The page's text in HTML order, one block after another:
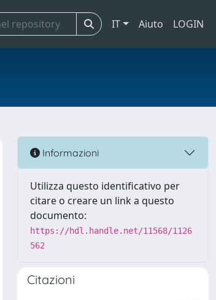
IT Aiuto LOGIN
Informazioni
Utilizza questo identificativo per
citare o creare un link a questo
documento:
https://hdl.handle.net/11568/1126
562
Citazioni